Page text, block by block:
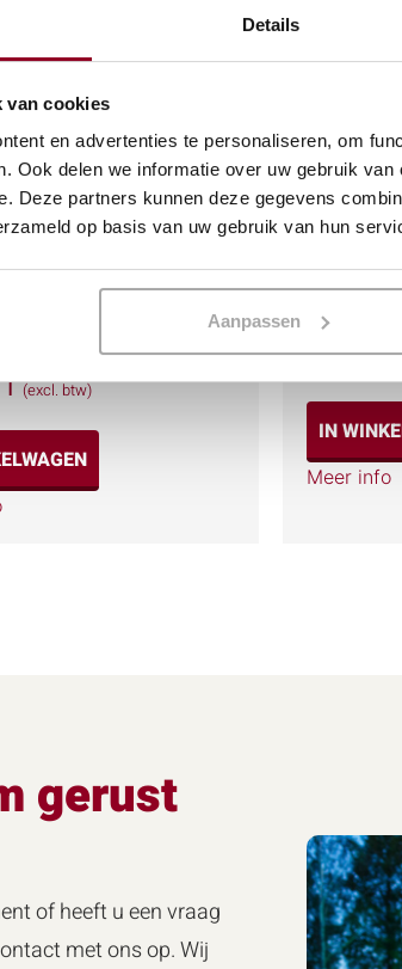
Details
van cookies
en advertenties te personaliseren, om
Ook delen we informatie over uw gebruik
Deze partners kunnen deze gegevens
op basis van uw gebruik van hun
Aanpassen
incl. geluidset
(excl. btw)
€
IN
Meer info
gerust
of heeft u een vraag
met ons op. Wij